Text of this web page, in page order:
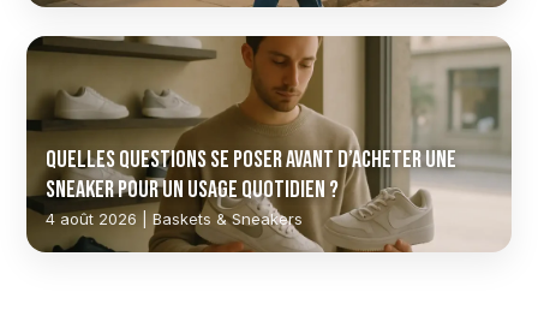
Quelles questions se poser avant d’acheter une
sneaker pour un usage quotidien ?
4 août 2026 | Baskets & Sneakers